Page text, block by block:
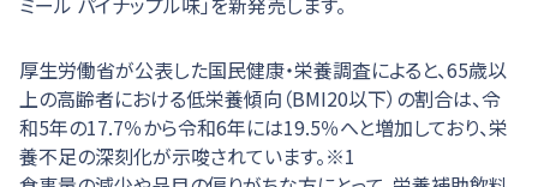
厚生労働省が公表した国民健康・栄養調査によると、65歳以
上の高齢者における低栄養傾向（BMI20以下）の割合は、令
和5年の17.7％から令和6年には19.5％へと増加しており、栄
養不足の深刻化が示唆されています。※1